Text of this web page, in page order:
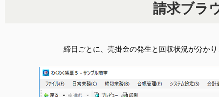
請求ブラ
締日ごとに、売掛金の発生と回収状況が分か